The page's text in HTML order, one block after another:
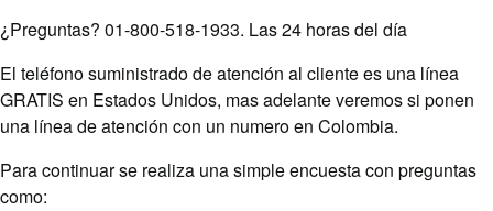
¿Preguntas? 01-800-518-1933. Las 24 horas del día
El teléfono suministrado de atención al cliente es una línea
GRATIS en Estados Unidos, mas adelante veremos si ponen
una línea de atención con un numero en Colombia.
Para continuar se realiza una simple encuesta con preguntas
como: